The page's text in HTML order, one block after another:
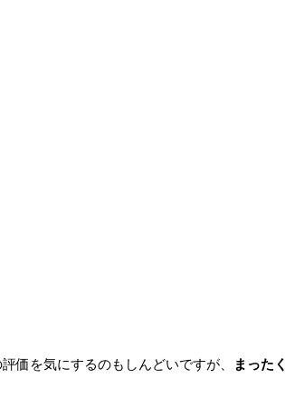
価を気にするのもしんどいですが、
まったく